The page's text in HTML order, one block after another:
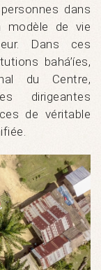
dans
modèle de vie
Dans ces
bahá’íes,
du Centre,
dirigeantes
de véritable